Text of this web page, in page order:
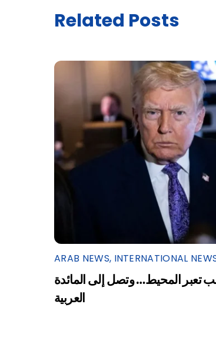
Related Posts
ARAB NEWS, INTERNATIONAL
تعبر المحيط… وتصل إلى المائدة
العربية